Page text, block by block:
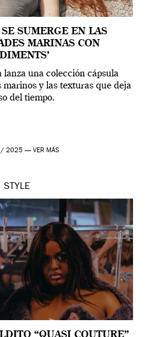
SUMERGE EN LAS
MARINAS CON
lanza una colección cápsula
marinos y las texturas que deja
del tiempo.
/ 2025 — VER MÁS
STYLE
“QUASI COUTURE”